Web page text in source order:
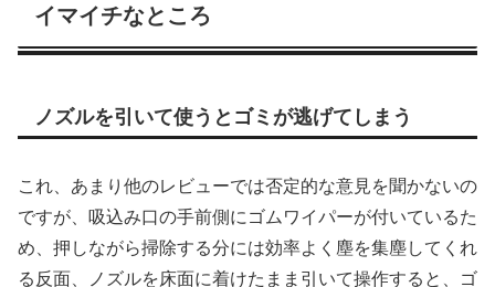
イマイチなところ
ノズルを引いて使うとゴミが逃げてしまう
これ、あまり他のレビューでは否定的な意見を聞かないの
ですが、吸込み口の手前側にゴムワイパーが付いているた
め、押しながら掃除する分には効率よく塵を集塵してくれ
る反面、ノズルを床面に着けたまま引いて操作すると、ゴ